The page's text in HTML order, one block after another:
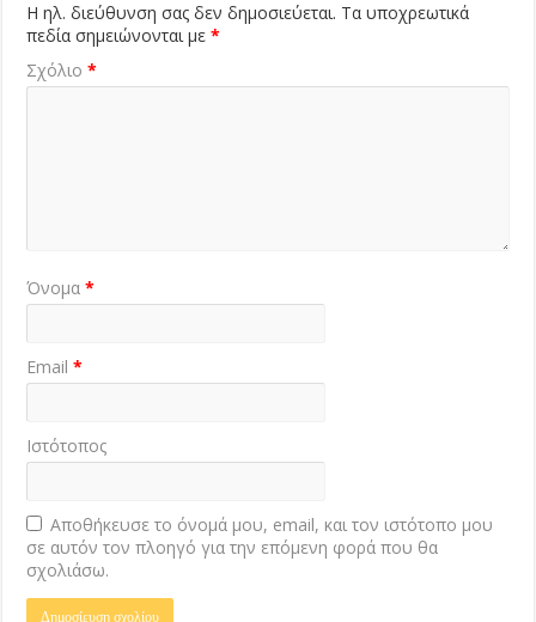
Η ηλ. διεύθυνση σας δεν δημοσιεύεται. Τα υποχρεωτικά
πεδία σημειώνονται με*
Σχόλιο*
Όνομα*
Email*
Ιστότοπος
Αποθήκευσε το όνομά μου, email, και τον ιστότοπο μου
σε αυτόν τον πλοηγό για την επόμενη φορά που θα
σχολιάσω.